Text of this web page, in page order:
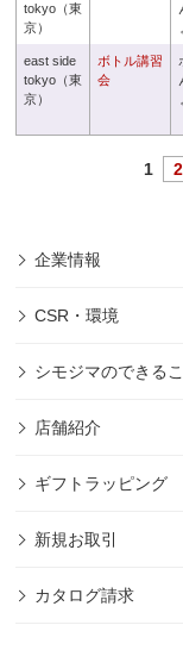
tokyo（東
京）
east side
tokyo（東
京）
ボトル講習
会
1 2
企業情報
CSR・環境
シモジマのできる
店舗紹介
ギフトラッピング
新規お取引
カタログ請求